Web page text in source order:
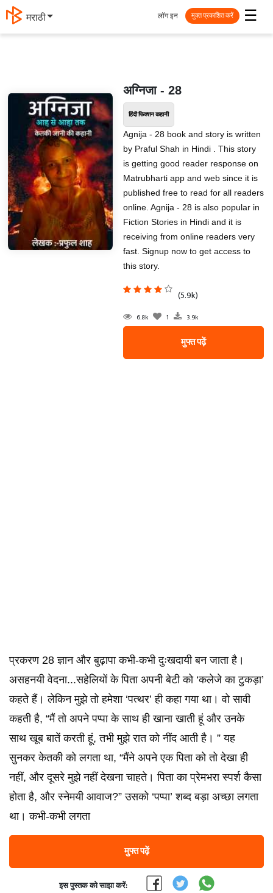
मराठी ☰
लॉग इन मुक्त प्रकाशित करें
अग्निजा - 28
हिंदी फिक्शन कहानी
Agnija - 28 book and story is written
by Praful Shah in Hindi . This story
is getting good reader response on
Matrubharti app and web since it is
published free to read for all readers
online. Agnija - 28 is also popular in
Fiction Stories in Hindi and it is
receiving from online readers very
fast. Signup now to get access to
this story.
(5.9k)
6.8k 1 3.9k
मुफ्त पढ़ें
प्रकरण 28 ज्ञान और बुढ़ापा कभी-कभी दुःखदायी बन जाता है।
असहनयी वेदना...सहेलियों के पिता अपनी बेटी को ‘कलेजे का टुकड़ा’
कहते हैं। लेकिन मुझे तो हमेशा ‘पत्थर’ ही कहा गया था। वो सावी
कहती है, “मैं तो अपने पप्पा के साथ ही खाना खाती हूं और उनके
साथ खूब बातें करती हूं, तभी मुझे रात को नींद आती है। ” यह
सुनकर केतकी को लगता था, “मैंने अपने एक पिता को तो देखा ही
नहीं, और दूसरे मुझे नहीं देखना चाहते। पिता का प्रेमभरा स्पर्श कैसा
होता है, और स्नेमयी आवाज?” उसको ‘पप्पा’ शब्द बड़ा अच्छा लगता
था। कभी-कभी लगता
मुफ्त पढ़ें
इस पुस्तक को साझा करें: